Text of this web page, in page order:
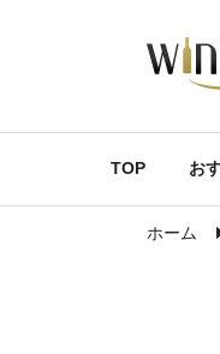
TOP お
ホーム